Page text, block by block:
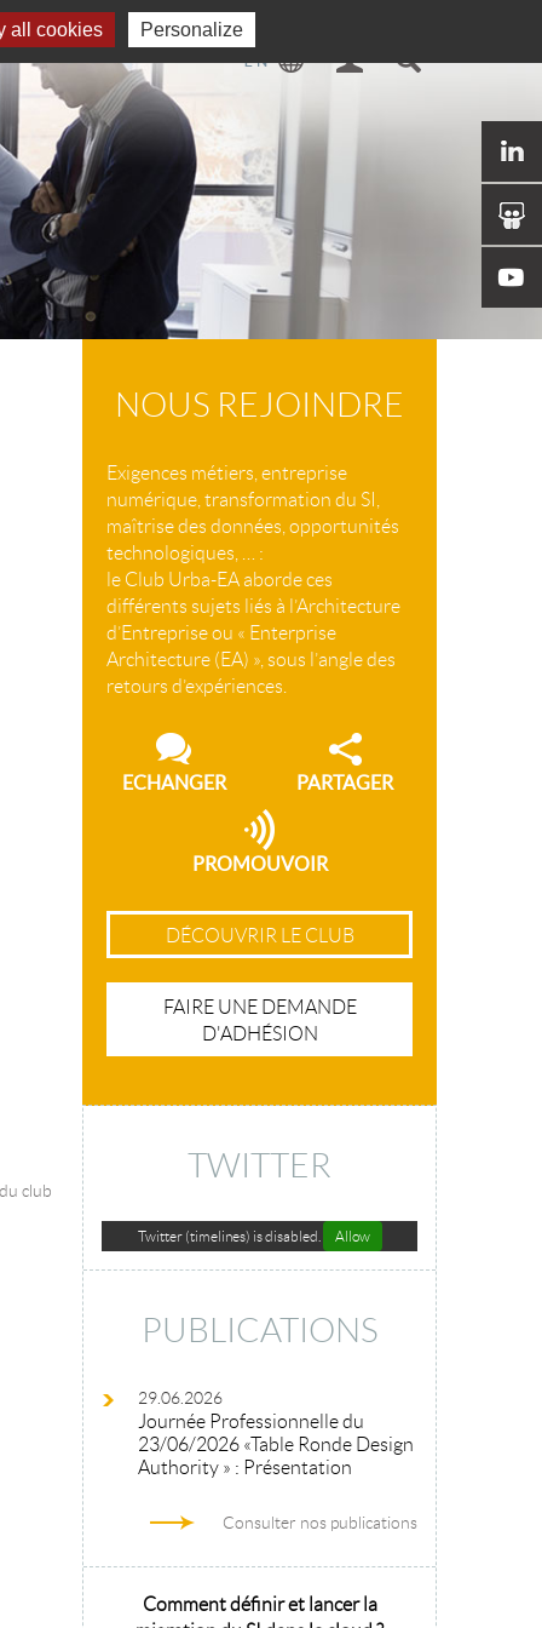
club
NOUS REJOINDRE
Exigences métiers, entreprise
numérique, transformation du SI,
maîtrise des données, opportunités
technologiques, … :
le Club Urba-EA aborde ces
différents sujets liés à l’Architecture
d’Entreprise ou « Enterprise
Architecture (EA) », sous l’angle des
retours d’expériences.
ECHANGER PARTAGER
PROMOUVOIR
DÉCOUVRIR LE CLUB
FAIRE UNE DEMANDE
D'ADHÉSION
TWITTER
Twitter (timelines) is disabled. Allow
PUBLICATIONS
29.06.2026
Journée Professionnelle du
23/06/2026 «Table Ronde Design
Authority » : Présentation
Consulter nos publications
Comment définir et lancer la
Architecture
all cookies Personalize